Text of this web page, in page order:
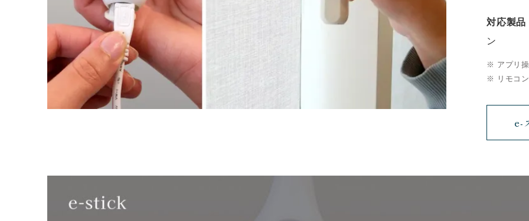
対応製品
ン
アプリ
リモコ
e-